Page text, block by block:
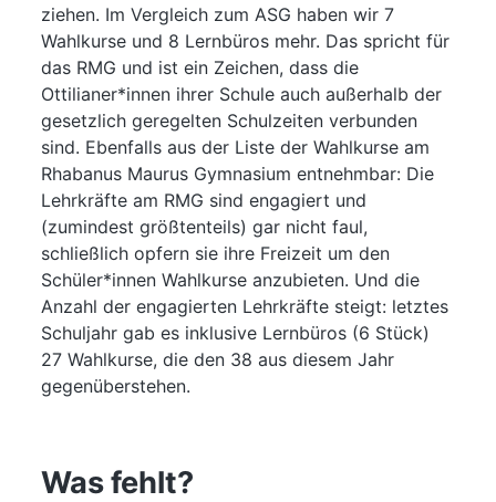
ziehen. Im Vergleich zum ASG haben wir 7
Wahlkurse und 8 Lernbüros mehr. Das spricht für
das RMG und ist ein Zeichen, dass die
Ottilianer*innen ihrer Schule auch außerhalb der
gesetzlich geregelten Schulzeiten verbunden
sind. Ebenfalls aus der Liste der Wahlkurse am
Rhabanus Maurus Gymnasium entnehmbar: Die
Lehrkräfte am RMG sind engagiert und
(zumindest größtenteils) gar nicht faul,
schließlich opfern sie ihre Freizeit um den
Schüler*innen Wahlkurse anzubieten. Und die
Anzahl der engagierten Lehrkräfte steigt: letztes
Schuljahr gab es inklusive Lernbüros (6 Stück)
27 Wahlkurse, die den 38 aus diesem Jahr
gegenüberstehen.
Was fehlt?